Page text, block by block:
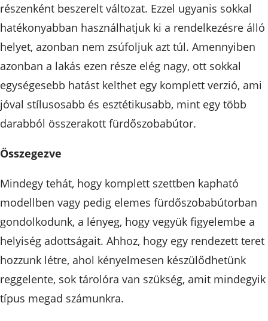
részenként beszerelt változat. Ezzel ugyanis sokkal
hatékonyabban használhatjuk ki a rendelkezésre álló
helyet, azonban nem zsúfoljuk azt túl. Amennyiben
azonban a lakás ezen része elég nagy, ott sokkal
egységesebb hatást kelthet egy komplett verzió, ami
jóval stílusosabb és esztétikusabb, mint egy több
darabból összerakott fürdőszobabútor.
Összegezve
Mindegy tehát, hogy komplett szettben kapható
modellben vagy pedig elemes fürdőszobabútorban
gondolkodunk, a lényeg, hogy vegyük figyelembe a
helyiség adottságait. Ahhoz, hogy egy rendezett teret
hozzunk létre, ahol kényelmesen készülődhetünk
reggelente, sok tárolóra van szükség, amit mindegyik
típus megad számunkra.